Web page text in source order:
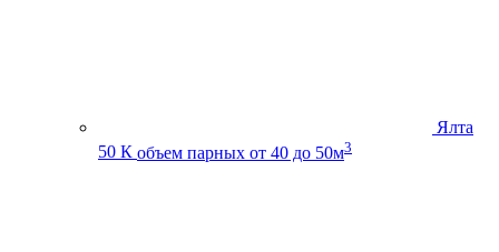
Ялта
50 К объем парных от 40 до 50м3